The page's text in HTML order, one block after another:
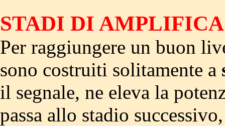
STADI DI
Per raggiungere un buon
sono costruiti solitamente a
il segnale, ne eleva la
passa allo stadio